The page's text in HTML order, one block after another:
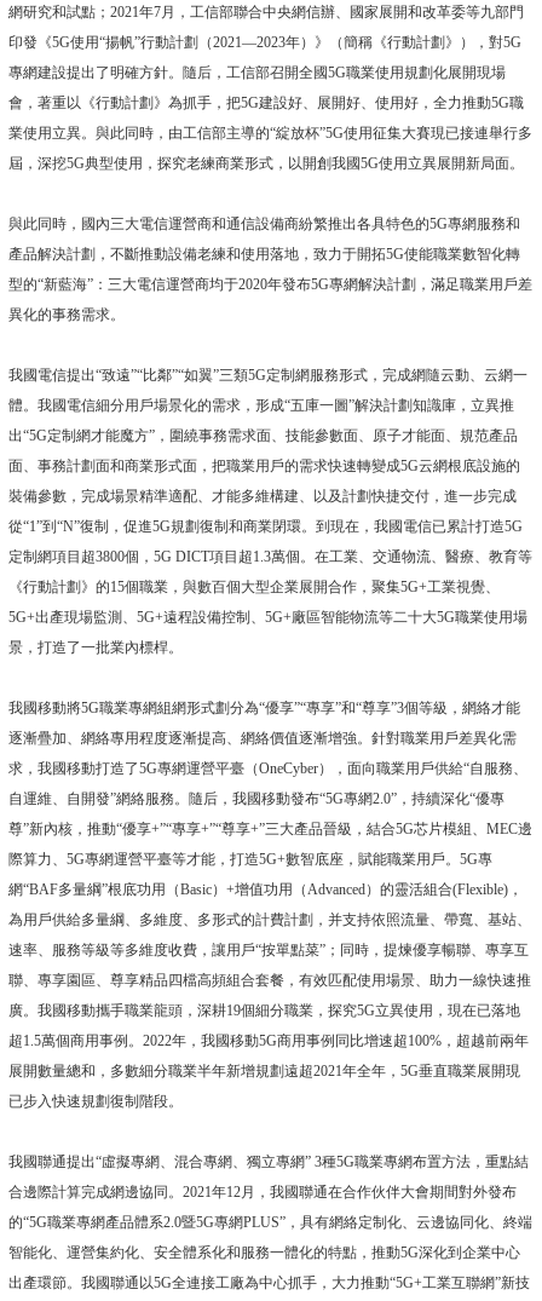
網研究和試點；2021年7月，工信部聯合中央網信辦、國家展開和改革委等九部門
印發《5G使用“揚帆”行動計劃（2021—2023年）》（簡稱《行動計劃》），對5G
專網建設提出了明確方針。隨后，工信部召開全國5G職業使用規劃化展開現場
會，著重以《行動計劃》為抓手，把5G建設好、展開好、使用好，全力推動5G職
業使用立異。與此同時，由工信部主導的“綻放杯”5G使用征集大賽現已接連舉行多
屆，深挖5G典型使用，探究老練商業形式，以開創我國5G使用立異展開新局面。
與此同時，國內三大電信運營商和通信設備商紛繁推出各具特色的5G專網服務和
產品解決計劃，不斷推動設備老練和使用落地，致力于開拓5G使能職業數智化轉
型的“新藍海”：三大電信運營商均于2020年發布5G專網解決計劃，滿足職業用戶差
異化的事務需求。
我國電信提出“致遠”“比鄰”“如翼”三類5G定制網服務形式，完成網隨云動、云網一
體。我國電信細分用戶場景化的需求，形成“五庫一圖”解決計劃知識庫，立異推
出“5G定制網才能魔方”，圍繞事務需求面、技能參數面、原子才能面、規范產品
面、事務計劃面和商業形式面，把職業用戶的需求快速轉變成5G云網根底設施的
裝備參數，完成場景精準適配、才能多維構建、以及計劃快捷交付，進一步完成
從“1”到“N”復制，促進5G規劃復制和商業閉環。到現在，我國電信已累計打造5G
定制網項目超3800個，5G DICT項目超1.3萬個。在工業、交通物流、醫療、教育等
《行動計劃》的15個職業，與數百個大型企業展開合作，聚集5G+工業視覺、
5G+出產現場監測、5G+遠程設備控制、5G+廠區智能物流等二十大5G職業使用場
景，打造了一批業內標桿。
我國移動將5G職業專網組網形式劃分為“優享”“專享”和“尊享”3個等級，網絡才能
逐漸疊加、網絡專用程度逐漸提高、網絡價值逐漸增強。針對職業用戶差異化需
求，我國移動打造了5G專網運營平臺（OneCyber），面向職業用戶供給“自服務、
自運維、自開發”網絡服務。隨后，我國移動發布“5G專網2.0”，持續深化“優專
尊”新內核，推動“優享+”“專享+”“尊享+”三大產品晉級，結合5G芯片模組、MEC邊
際算力、5G專網運營平臺等才能，打造5G+數智底座，賦能職業用戶。5G專
網“BAF多量綱”根底功用（Basic）+增值功用（Advanced）的靈活組合(Flexible)，
為用戶供給多量綱、多維度、多形式的計費計劃，并支持依照流量、帶寬、基站、
速率、服務等級等多維度收費，讓用戶“按單點菜”；同時，提煉優享暢聯、專享互
聯、專享園區、尊享精品四檔高頻組合套餐，有效匹配使用場景、助力一線快速推
廣。我國移動攜手職業龍頭，深耕19個細分職業，探究5G立異使用，現在已落地
超1.5萬個商用事例。2022年，我國移動5G商用事例同比增速超100%，超越前兩年
展開數量總和，多數細分職業半年新增規劃遠超2021年全年，5G垂直職業展開現
已步入快速規劃復制階段。
我國聯通提出“虛擬專網、混合專網、獨立專網” 3種5G職業專網布置方法，重點結
合邊際計算完成網邊協同。2021年12月，我國聯通在合作伙伴大會期間對外發布
的“5G職業專網產品體系2.0暨5G專網PLUS”，具有網絡定制化、云邊協同化、終端
智能化、運營集約化、安全體系化和服務一體化的特點，推動5G深化到企業中心
出產環節。我國聯通以5G全連接工廠為中心抓手，大力推動“5G+工業互聯網”新技